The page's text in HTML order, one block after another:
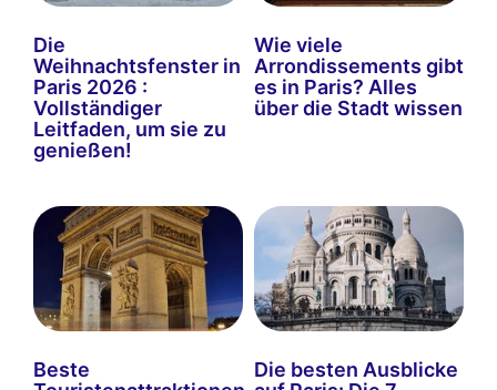
Die
Weihnachtsfenster in
Paris 2026 :
Vollständiger
Leitfaden, um sie zu
genießen!
Wie viele
Arrondissements gibt
es in Paris? Alles
über die Stadt wissen
Beste
Die besten Ausblicke